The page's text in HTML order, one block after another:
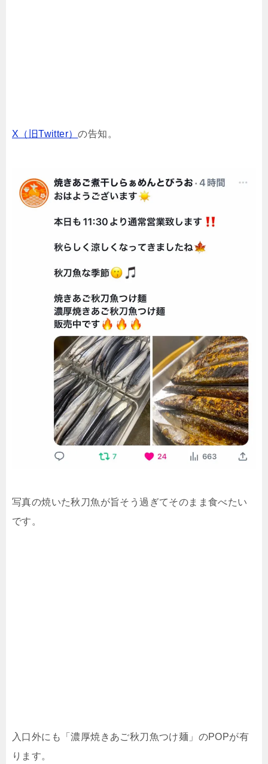
X（旧Twitter）の告知。
写真の焼いた秋刀魚が旨そう過ぎてそのまま食べたい
です。
入口外にも「濃厚焼きあご秋刀魚つけ麺」のPOPが有
ります。